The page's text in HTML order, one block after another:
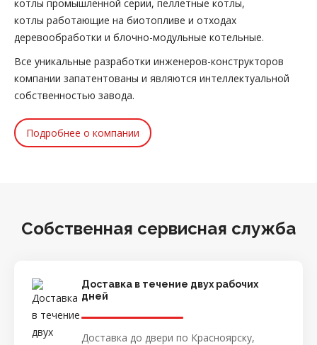
котлы промышленной серии, пеллетные котлы,
котлы работающие на биотопливе и отходах
деревообработки и блочно-модульные котельные.
Все уникальные разработки инженеров-конструкторов
компании запатентованы и являются интеллектуальной
собственностью завода.
Подробнее о компании
Собственная сервисная служба
Доставка в течение двух рабочих
дней
Доставка до двери по Красноярску,